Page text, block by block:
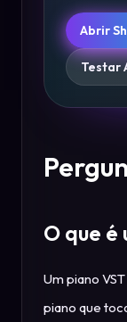
Abrir
Testar
O que é
Um piano
piano que